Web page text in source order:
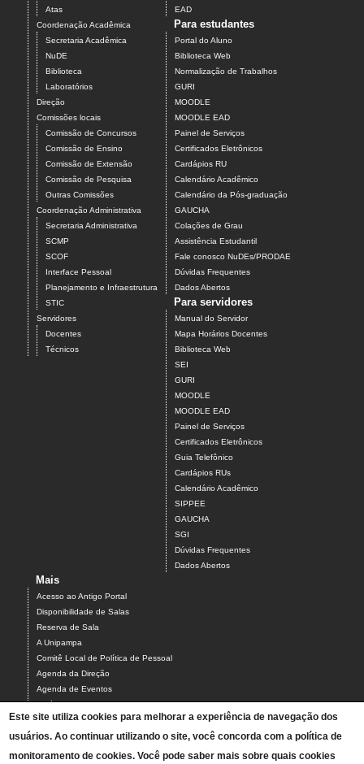
Atas
Coordenação Acadêmica
Secretaria Acadêmica
NuDE
Biblioteca
Laboratórios
Direção
Comissões locais
Comissão de Concursos
Comissão de Ensino
Comissão de Extensão
Comissão de Pesquisa
Outras Comissões
Coordenação Administrativa
Secretaria Administrativa
SCMP
SCOF
Interface Pessoal
Planejamento e Infraestrutura
STIC
Servidores
Docentes
Técnicos
EAD
Para estudantes
Portal do Aluno
Biblioteca Web
Normalização de Trabalhos
GURI
MOODLE
MOODLE EAD
Painel de Serviços
Certificados Eletrônicos
Cardápios RU
Calendário Acadêmico
Calendário da Pós-graduação
GAUCHA
Colações de Grau
Assistência Estudantil
Fale conosco NuDEs/PRODAE
Dúvidas Frequentes
Dados Abertos
Para servidores
Manual do Servidor
Mapa Horários Docentes
Biblioteca Web
SEI
GURI
MOODLE
MOODLE EAD
Painel de Serviços
Certificados Eletrônicos
Guia Telefônico
Cardápios RUs
Calendário Acadêmico
SIPPEE
GAUCHA
SGI
Dúvidas Frequentes
Dados Abertos
Mais
Acesso ao Antigo Portal
Disponibilidade de Salas
Reserva de Sala
A Unipampa
Comitê Local de Política de Pessoal
Agenda da Direção
Agenda de Eventos
Estágios
Relatório de Gestão
Infraestrutura do Campus
Este site utiliza cookies para melhorar a experiência de navegação dos
usuários. Ao continuar utilizando o site, você concorda com a política de
monitoramento de cookies. Você pode saber mais sobre quais cookies